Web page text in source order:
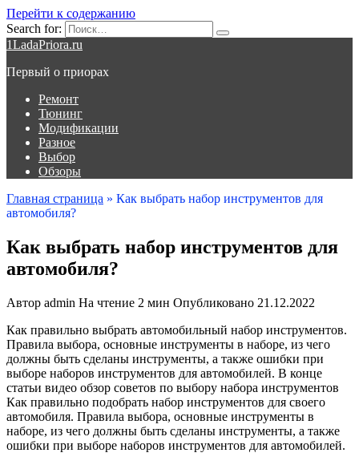
Перейти к содержанию
Search for:
1LadaPriora.ru
Первый о приорах
Ремонт
Тюнинг
Модификации
Разное
Выбор
Обзоры
Главная страница » Как выбрать набор инструментов для
автомобиля?
Как выбрать набор инструментов для
автомобиля?
Автор admin На чтение 2 мин Опубликовано 21.12.2022
Как правильно выбрать автомобильный набор инструментов.
Правила выбора, основные инструменты в наборе, из чего
должны быть сделаны инструменты, а также ошибки при
выборе наборов инструментов для автомобилей. В конце
статьи видео обзор советов по выбору набора инструментов
Как правильно подобрать набор инструментов для своего
автомобиля. Правила выбора, основные инструменты в
наборе, из чего должны быть сделаны инструменты, а также
ошибки при выборе наборов инструментов для автомобилей.